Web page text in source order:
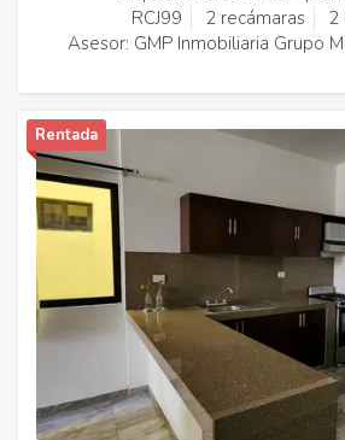
RCJ99
2 recámaras
2
Asesor: GMP Inmobiliaria Grupo
Rentada